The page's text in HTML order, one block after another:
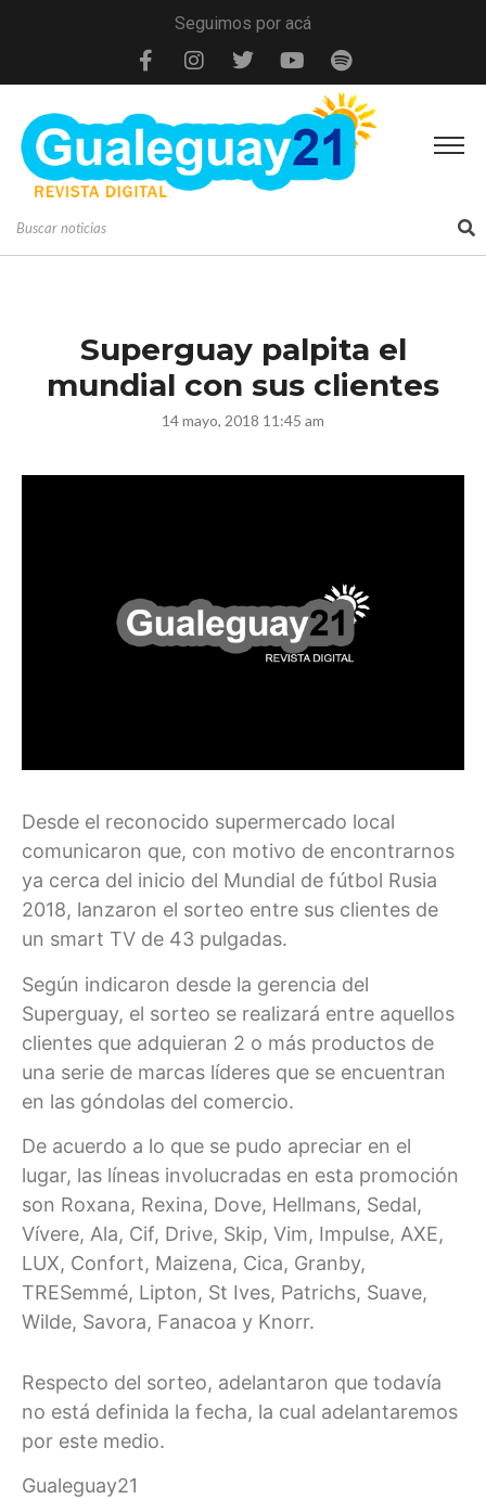
Seguimos por acá
Superguay palpita el
mundial con sus clientes
14 mayo, 2018 11:45 am
Desde el reconocido supermercado local
comunicaron que, con motivo de encontrarnos
ya cerca del inicio del Mundial de fútbol Rusia
2018, lanzaron el sorteo entre sus clientes de
un smart TV de 43 pulgadas.
Según indicaron desde la gerencia del
Superguay, el sorteo se realizará entre aquellos
clientes que adquieran 2 o más productos de
una serie de marcas líderes que se encuentran
en las góndolas del comercio.
De acuerdo a lo que se pudo apreciar en el
lugar, las líneas involucradas en esta promoción
son Roxana, Rexina, Dove, Hellmans, Sedal,
Vívere, Ala, Cif, Drive, Skip, Vim, Impulse, AXE,
LUX, Confort, Maizena, Cica, Granby,
TRESemmé, Lipton, St Ives, Patrichs, Suave,
Wilde, Savora, Fanacoa y Knorr.
Respecto del sorteo, adelantaron que todavía
no está definida la fecha, la cual adelantaremos
por este medio.
Gualeguay21